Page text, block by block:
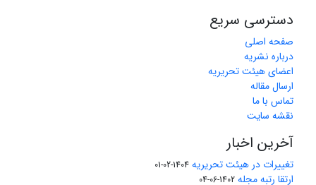
دسترسی سریع
صفحه اصلی
درباره نشریه
اعضای هیئت تحریریه
ارسال مقاله
تماس با ما
نقشه سایت
آخرین اخبار
تغییرات در هیئت تحریریه 1404-02-01
ارتقا رتبه مجله 1402-06-04